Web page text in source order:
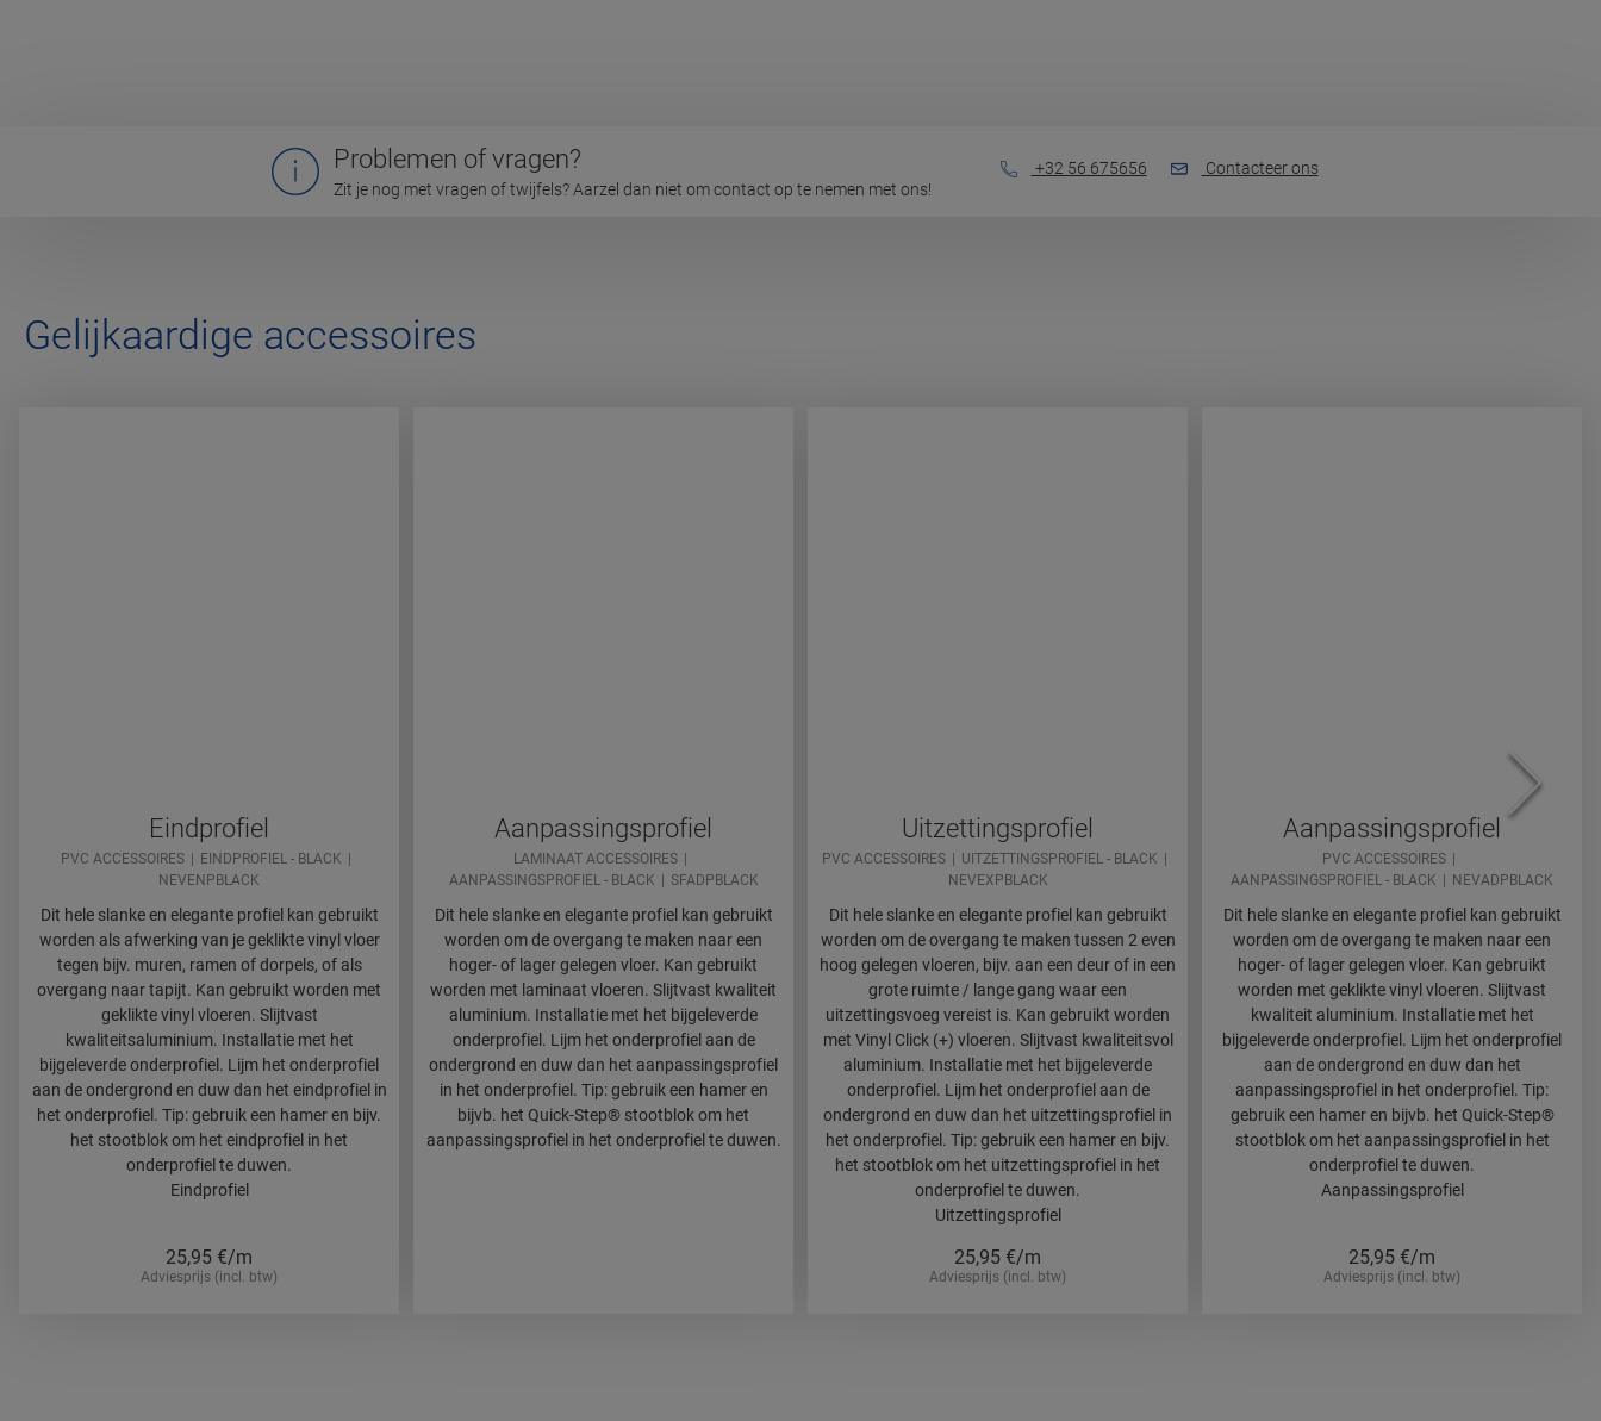
Problemen of vragen?
Zit je nog met vragen of twijfels? Aarzel dan niet om contact op te nemen met ons!
+32 56 675656 Contacteer ons
Gelijkaardige accessoires
Eindprofiel
PVC ACCESSOIRES
EINDPROFIEL - BLACK
NEVENPBLACK
Dit hele slanke en elegante profiel kan gebruikt
worden als afwerking van je geklikte vinyl vloer
tegen bijv. muren, ramen of dorpels, of als
overgang naar tapijt. Kan gebruikt worden met
geklikte vinyl vloeren. Slijtvast
kwaliteitsaluminium. Installatie met het
bijgeleverde onderprofiel. Lijm het onderprofiel
aan de ondergrond en duw dan het eindprofiel in
het onderprofiel. Tip: gebruik een hamer en bijv.
het stootblok om het eindprofiel in het
onderprofiel te duwen.
Eindprofiel
25,95 €/m
Adviesprijs (incl. btw)
Aanpassingsprofiel
LAMINAAT ACCESSOIRES
AANPASSINGSPROFIEL - BLACK
SFADPBLACK
Dit hele slanke en elegante profiel kan gebruikt
worden om de overgang te maken naar een
hoger- of lager gelegen vloer. Kan gebruikt
worden met laminaat vloeren. Slijtvast kwaliteit
aluminium. Installatie met het bijgeleverde
onderprofiel. Lijm het onderprofiel aan de
ondergrond en duw dan het aanpassingsprofiel
in het onderprofiel. Tip: gebruik een hamer en
bijvb. het Quick-Step® stootblok om het
aanpassingsprofiel in het onderprofiel te duwen.
Uitzettingsprofiel
PVC ACCESSOIRES
UITZETTINGSPROFIEL - BLACK
NEVEXPBLACK
Dit hele slanke en elegante profiel kan gebruikt
worden om de overgang te maken tussen 2 even
hoog gelegen vloeren, bijv. aan een deur of in een
grote ruimte / lange gang waar een
uitzettingsvoeg vereist is. Kan gebruikt worden
met Vinyl Click (+) vloeren. Slijtvast kwaliteitsvol
aluminium. Installatie met het bijgeleverde
onderprofiel. Lijm het onderprofiel aan de
ondergrond en duw dan het uitzettingsprofiel in
het onderprofiel. Tip: gebruik een hamer en bijv.
het stootblok om het uitzettingsprofiel in het
onderprofiel te duwen.
Uitzettingsprofiel
25,95 €/m
Adviesprijs (incl. btw)
Aanpassingsprofiel
PVC ACCESSOIRES
AANPASSINGSPROFIEL - BLACK
NEVADPBLACK
Dit hele slanke en elegante profiel kan gebruikt
worden om de overgang te maken naar een
hoger- of lager gelegen vloer. Kan gebruikt
worden met geklikte vinyl vloeren. Slijtvast
kwaliteit aluminium. Installatie met het
bijgeleverde onderprofiel. Lijm het onderprofiel
aan de ondergrond en duw dan het
aanpassingsprofiel in het onderprofiel. Tip:
gebruik een hamer en bijvb. het Quick-Step®
stootblok om het aanpassingsprofiel in het
onderprofiel te duwen.
Aanpassingsprofiel
25,95 €/m
Adviesprijs (incl. btw)